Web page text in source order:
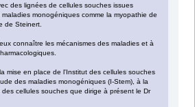
des lignées de cellules souches issues
monogéniques comme la myopathie de
de Steinert.
connaître les mécanismes des maladies et à
mise en place de l'Institut des cellules souches
des maladies monogéniques (I-Stem), à la
cellules souches que dirige à présent le Dr